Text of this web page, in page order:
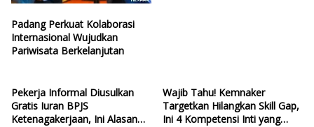
Padang Perkuat Kolaborasi
Internasional Wujudkan
Pariwisata Berkelanjutan
Pekerja Informal Diusulkan
Gratis Iuran BPJS
Ketenagakerjaan, Ini Alasan
Wajib Tahu! Kemnaker
Targetkan Hilangkan Skill Gap,
Ini 4 Kompetensi Inti yang